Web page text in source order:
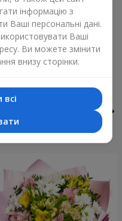
інформацію з
персональні дані.
Ваші
Ви можете змінити
внизу сторінки.